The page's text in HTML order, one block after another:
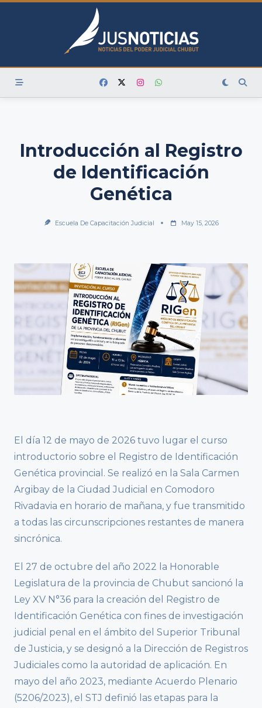
Skip
Introducción al Registro
de Identificación
Genética
Escuela De Capacitación Judicial May 15, 2026
El día 12 de mayo de 2026 tuvo lugar el curso
introductorio sobre el Registro de Identificación
Genética provincial. Se realizó en la Sala Carmen
Argibay de la Ciudad Judicial en Comodoro
Rivadavia en horario de mañana, y fue transmitido
a todas las circunscripciones restantes de manera
sincrónica.
El 27 de octubre del año 2022 la Honorable
Legislatura de la provincia de Chubut sancionó la
Ley XV N°36 para la creación del Registro de
Identificación Genética con fines de investigación
judicial penal en el ámbito del Superior Tribunal
de Justicia, y se designó a la Dirección de Registros
Judiciales como la autoridad de aplicación. En
mayo del año 2023, mediante Acuerdo Plenario
(5206/2023), el STJ definió las etapas para la